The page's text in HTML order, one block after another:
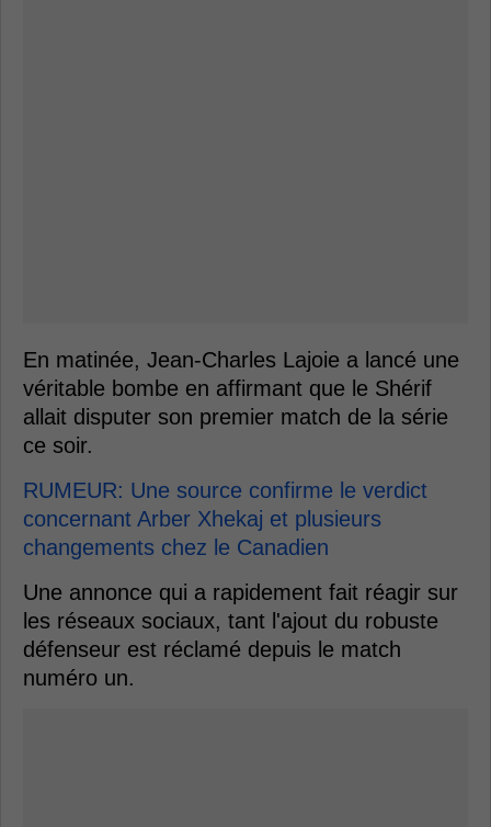
En matinée, Jean-Charles Lajoie a lancé une
véritable bombe en affirmant que le Shérif
allait disputer son premier match de la série
ce soir.
RUMEUR: Une source confirme le verdict
concernant Arber Xhekaj et plusieurs
changements chez le Canadien
Une annonce qui a rapidement fait réagir sur
les réseaux sociaux, tant l'ajout du robuste
défenseur est réclamé depuis le match
numéro un.